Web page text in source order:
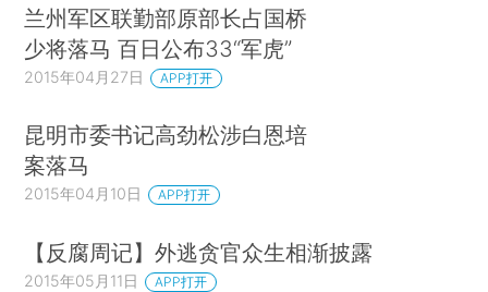
兰州军区联勤部原部长占国桥
少将落马 百日公布33“军虎”
2015年04月27日 APP打开
昆明市委书记高劲松涉白恩培
案落马
2015年04月10日 APP打开
【反腐周记】外逃贪官众生相渐披露
2015年05月11日 APP打开